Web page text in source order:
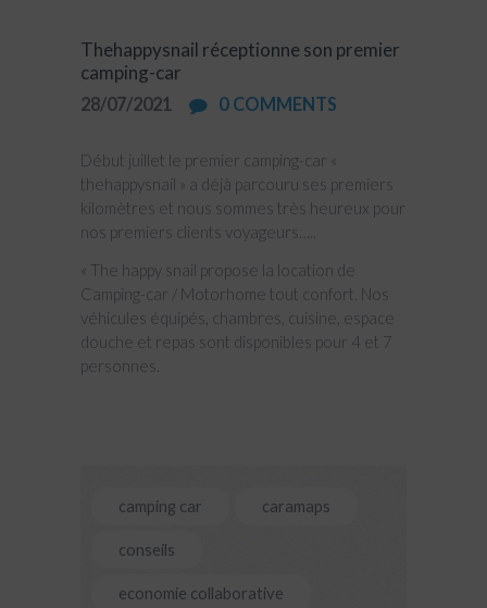
Thehappysnail réceptionne son premier
camping-car
28/07/2021 0 COMMENTS
Début juillet le premier camping-car «
thehappysnail » a déjà parcouru ses premiers
kilomètres et nous sommes très heureux pour
nos premiers clients voyageurs…..
« The happy snail propose la location de
Camping-car / Motorhome tout confort. Nos
véhicules équipés, chambres, cuisine, espace
douche et repas sont disponibles pour 4 et 7
personnes.
camping car caramaps
conseils
economie collaborative